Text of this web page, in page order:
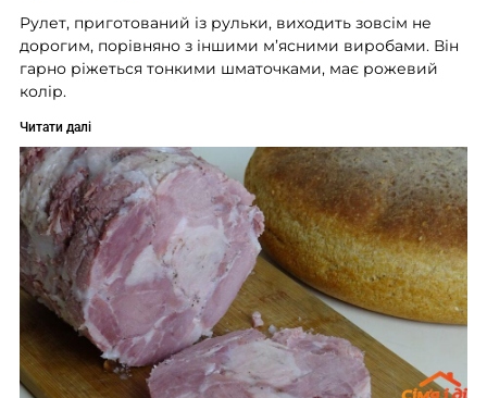
Рулет, приготований із рульки, виходить зовсім не
дорогим, порівняно з іншими м’ясними виробами. Він
гарно ріжеться тонкими шматочками, має рожевий
колір.
Читати далі